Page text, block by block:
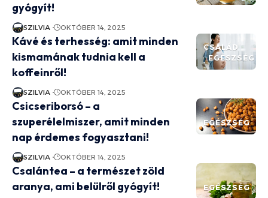
gyógyít!
SZILVIA OKTÓBER 14, 2025
CSALÁD
EGÉSZSÉG
Kávé és terhesség: amit minden
kismamának tudnia kell a
koffeinről!
SZILVIA OKTÓBER 14, 2025
EGÉSZSÉG
Csicseriborsó – a
szuperélelmiszer, amit minden
nap érdemes fogyasztani!
SZILVIA OKTÓBER 14, 2025
EGÉSZSÉG
Csalántea – a természet zöld
aranya, ami belülről gyógyít!